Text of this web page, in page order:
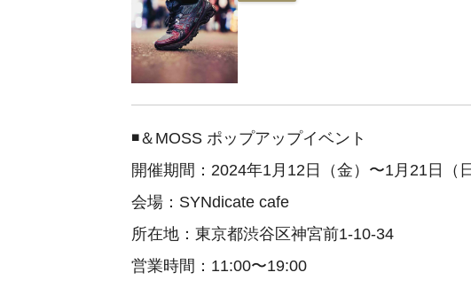
◾️＆MOSS ポップアップイベント
開催期間：2024年1月12日（金）〜1月21日（日
会場：SYNdicate cafe
所在地：東京都渋谷区神宮前1-10-34
営業時間：11:00〜19:00